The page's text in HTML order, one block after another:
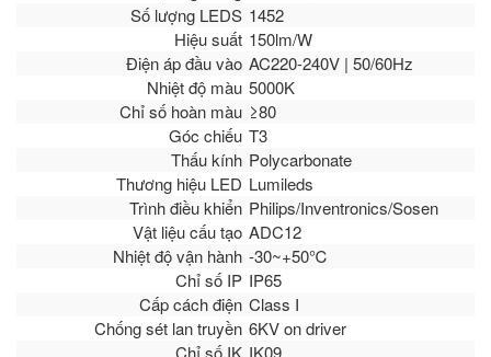
Số lượng LEDS 1452
Hiệu suất 150lm/W
Điện áp đầu vào AC220-240V | 50/60Hz
Nhiệt độ màu 5000K
Chỉ số hoàn màu ≥80
Góc chiếu T3
Thấu kính Polycarbonate
Thương hiệu LED Lumileds
Trình điều khiển Philips/Inventronics/Sosen
Vật liệu cấu tạo ADC12
Nhiệt độ vận hành -30~+50℃
Chỉ số IP IP65
Cấp cách điện Class I
Chống sét lan truyền 6KV on driver